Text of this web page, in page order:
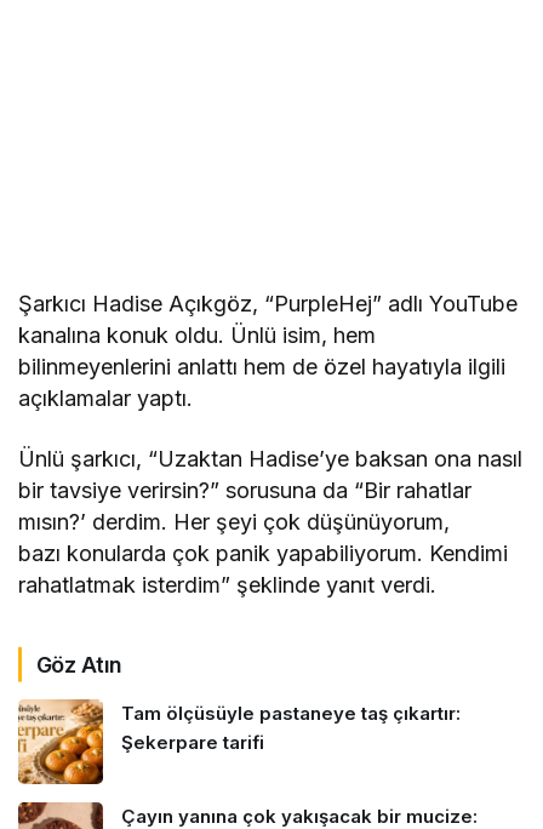
Şarkıcı Hadise Açıkgöz, “PurpleHej” adlı YouTube
kanalına konuk oldu. Ünlü isim, hem
bilinmeyenlerini anlattı hem de özel hayatıyla ilgili
açıklamalar yaptı.
Ünlü şarkıcı, “Uzaktan Hadise’ye baksan ona nasıl
bir tavsiye verirsin?” sorusuna da “Bir rahatlar
mısın?’ derdim. Her şeyi çok düşünüyorum,
bazı konularda çok panik yapabiliyorum. Kendimi
rahatlatmak isterdim” şeklinde yanıt verdi.
Göz Atın
Tam ölçüsüyle pastaneye taş çıkartır:
Şekerpare tarifi
Çayın yanına çok yakışacak bir mucize: